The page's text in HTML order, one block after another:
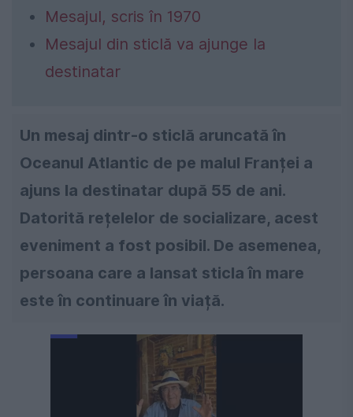
Mesajul, scris în 1970
Mesajul din sticlă va ajunge la
destinatar
Un mesaj dintr-o sticlă aruncată în
Oceanul Atlantic de pe malul Franței a
ajuns la destinatar după 55 de ani.
Datorită rețelelor de socializare, acest
eveniment a fost posibil. De asemenea,
persoana care a lansat sticla în mare
este în continuare în viață.